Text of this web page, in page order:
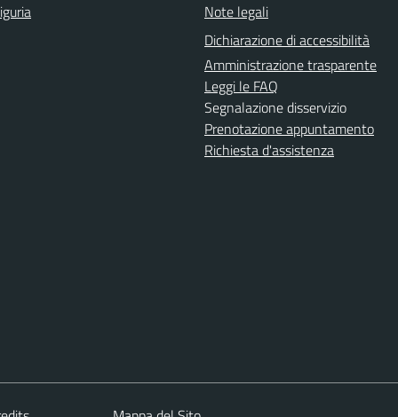
Note legali
Dichiarazione di accessibilità
Amministrazione trasparente
Leggi le FAQ
Segnalazione disservizio
Prenotazione appuntamento
Richiesta d'assistenza